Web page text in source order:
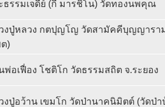
ธรรมเจดีย์ (กี มารชิโน) วัดทองนพคุณ
งปู่หลวง กตปุญโญ วัดสามัคคีบุญญารา
)
พ่อเฟื่อง โชติโก วัดธรรมสถิต จ.ระยอง
งปู่อว้าน เขมโก วัดป่านาคนิมิตต์ (วัดป่